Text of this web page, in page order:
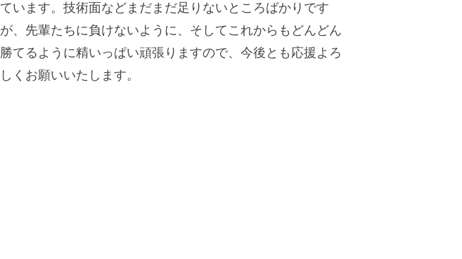
ています。技術面などまだまだ足りないところばかりです
が、先輩たちに負けないように、そしてこれからもどんどん
勝てるように精いっぱい頑張りますので、今後とも応援よろ
しくお願いいたします。